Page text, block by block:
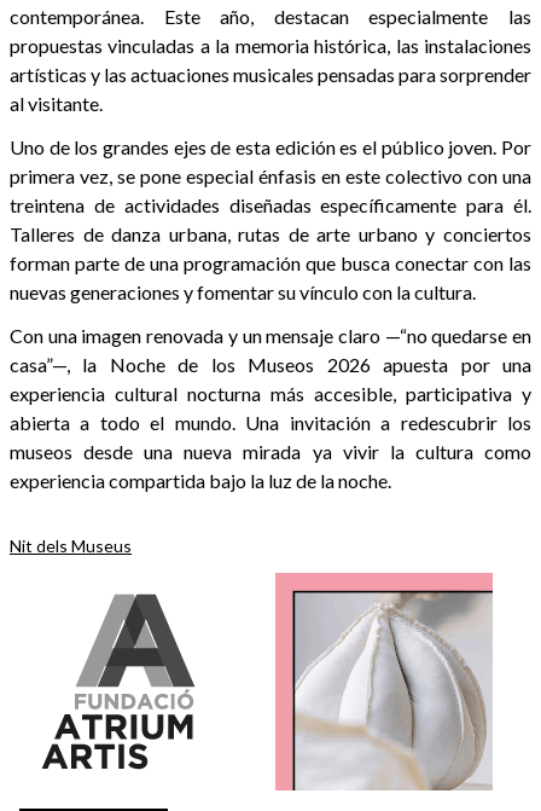
contemporánea. Este año, destacan especialmente las
propuestas vinculadas a la memoria histórica, las instalaciones
artísticas y las actuaciones musicales pensadas para sorprender
al visitante.
Uno de los grandes ejes de esta edición es el público joven. Por
primera vez, se pone especial énfasis en este colectivo con una
treintena de actividades diseñadas específicamente para él.
Talleres de danza urbana, rutas de arte urbano y conciertos
forman parte de una programación que busca conectar con las
nuevas generaciones y fomentar su vínculo con la cultura.
Con una imagen renovada y un mensaje claro —“no quedarse en
casa”—, la Noche de los Museos 2026 apuesta por una
experiencia cultural nocturna más accesible, participativa y
abierta a todo el mundo. Una invitación a redescubrir los
museos desde una nueva mirada ya vivir la cultura como
experiencia compartida bajo la luz de la noche.
Nit dels Museus